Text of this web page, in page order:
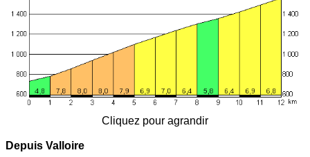
Cliquez pour agrandir
Depuis Valloire